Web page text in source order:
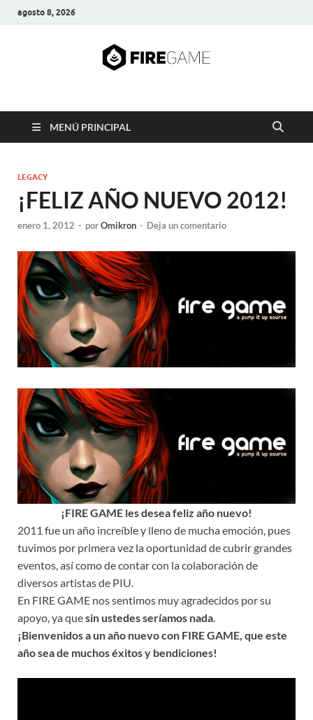
agosto 8, 2026
FIRE GAME
MENÚ PRINCIPAL
LEGACY
¡FELIZ AÑO NUEVO 2012!
enero 1, 2012 - porOmikron - Deja un comentario
¡FIRE GAME les desea feliz año nuevo!
2011 fue un año increíble y lleno de mucha emoción, pues
tuvimos por primera vez la oportunidad de cubrir grandes
eventos, así como de contar con la colaboración de
diversos artistas de PIU.
En FIRE GAME nos sentimos muy agradecidos por su
apoyo, ya quesin ustedes seríamos nada.
¡Bienvenidos a un año nuevo con FIRE GAME, que este
año sea de muchos éxitos y bendiciones!